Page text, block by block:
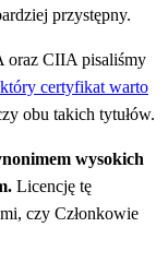
przystępny.
oraz CIIA pisaliśmy
certyfikat warto
obu takich tytułów.
wysokich
Licencję tę
czy Członkowie